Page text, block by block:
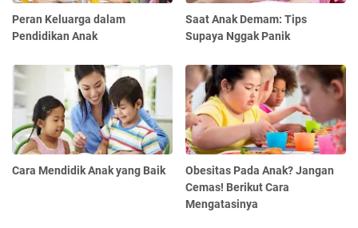
Peran Keluarga dalam
Pendidikan Anak
Saat Anak Demam: Tips
Supaya Nggak Panik
Cara Mendidik Anak yang Baik
Obesitas Pada Anak? Jangan
Cemas! Berikut Cara
Mengatasinya